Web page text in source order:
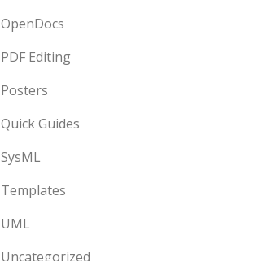
OpenDocs
PDF Editing
Posters
Quick Guides
SysML
Templates
UML
Uncategorized